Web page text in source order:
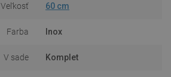
Veľkosť 60 cm
Farba Inox
V sade Komplet